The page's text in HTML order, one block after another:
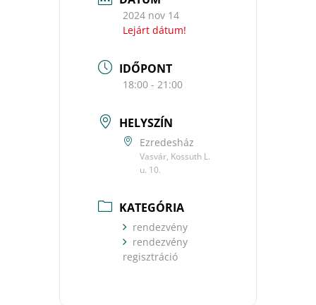
2024 nov 14
Lejárt dátum!
IDŐPONT
18:00 - 21:00
HELYSZÍN
Ezredesház
Vasvár, Kossuth L.
u. 10.
KATEGÓRIA
rendezvény
rendezvény
regisztráció